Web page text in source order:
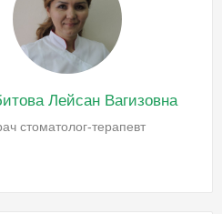
Лейсан Вагизовна
стоматолог-терапевт